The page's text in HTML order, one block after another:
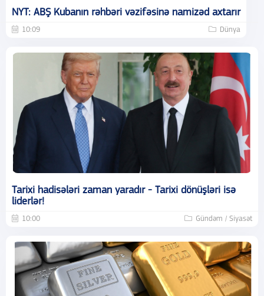
NYT: ABŞ Kubanın rəhbəri vəzifəsinə namizəd axtarır
10:09 Dünya
Tarixi hadisələri zaman yaradır - Tarixi dönüşləri isə
liderlər!
10:00 Gündəm / Siyasət